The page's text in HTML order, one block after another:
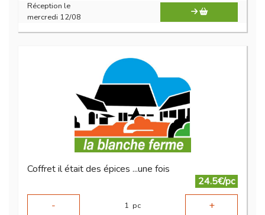
Réception le
mercredi 12/08
Coffret il était des épices ...une fois
24.5€/pc
-
1 pc +